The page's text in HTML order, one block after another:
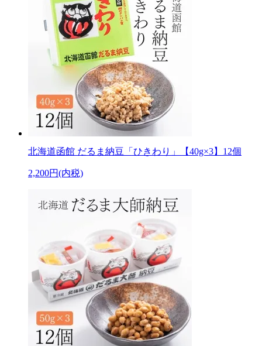
北海道函館 だるま納豆「ひきわり」【40g×3】12個
2,200円(内税)